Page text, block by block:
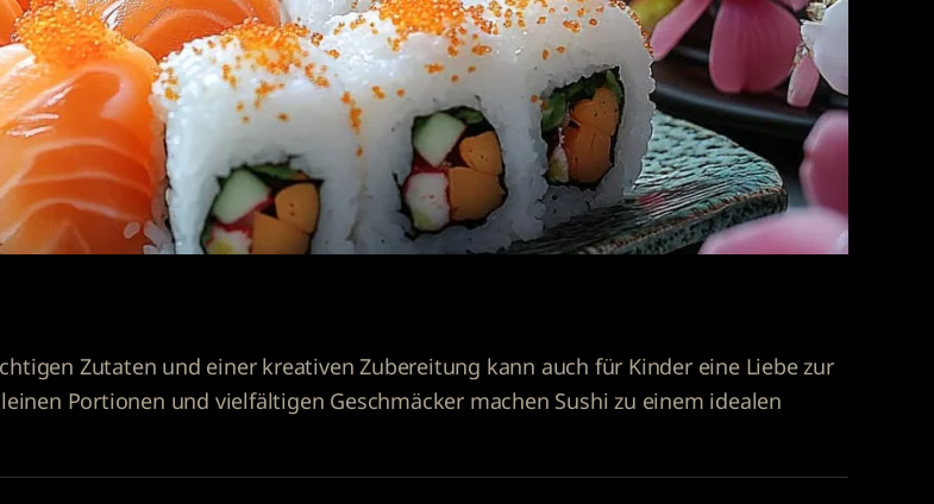
Zutaten und einer kreativen Zubereitung kann auch für Kinder eine Liebe zur
Portionen und vielfältigen Geschmäcker machen Sushi zu einem idealen